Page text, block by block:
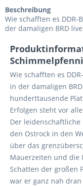
Beschreibung
Wie schafften es DDR-
der damaligen BRD
Wie schafften es
in der damaligen
hunderttausende
Erfolgen steht vor
Der
den Ostrock in den
über das
Mauerzeiten und die
Schatten der großen
war er ganz nah